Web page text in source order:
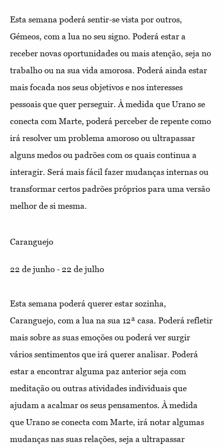
Esta semana poderá sentir-se vista por outros,
Gémeos, com a lua no seu signo. Poderá estar a
receber novas oportunidades ou mais atenção, seja no
trabalho ou na sua vida amorosa. Poderá ainda estar
mais focada nos seus objetivos e nos interesses
pessoais que quer perseguir. À medida que Urano se
conecta com Marte, poderá perceber de repente como
irá resolver um problema amoroso ou ultrapassar
alguns medos ou padrões com os quais continua a
interagir. Será mais fácil fazer mudanças internas ou
transformar certos padrões próprios para uma versão
melhor de si mesma.
Caranguejo
22 de junho - 22 de julho
Esta semana poderá querer estar sozinha,
Caranguejo, com a lua na sua 12ª casa. Poderá refletir
mais sobre as suas emoções ou poderá ver surgir
vários sentimentos que irá querer analisar. Poderá
estar a encontrar alguma paz anterior seja com
meditação ou outras atividades individuais que
ajudam a acalmar os seus pensamentos. À medida
que Urano se conecta com Marte, irá notar algumas
mudanças nas suas relações, seja a ultrapassar